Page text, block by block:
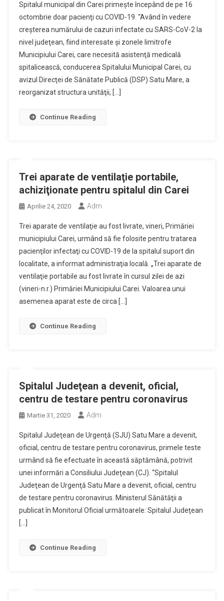
Spitalul municipal din Carei primeşte începând de pe 16
octombrie doar pacienţi cu COVID-19. “Având în vedere
creşterea numărului de cazuri infectate cu SARS-CoV-2 la
nivel judeţean, fiind interesate şi zonele limitrofe
Municipiului Carei, care necesită asistenţă medicală
spitalicească, conducerea Spitalului Municipal Carei, cu
avizul Direcţei de Sănătate Publică (DSP) Satu Mare, a
reorganizat structura unităţii, […]
Continue Reading
Trei aparate de ventilaţie portabile,
achiziţionate pentru spitalul din Carei
Aprilie 24, 2020 Adm
Trei aparate de ventilaţie au fost livrate, vineri, Primăriei
municipiului Carei, urmând să fie folosite pentru tratarea
pacienţilor infectaţi cu COVID-19 de la spitalul suport din
localitate, a informat administraţia locală. „Trei aparate de
ventilaţie portabile au fost livrate în cursul zilei de azi
(vineri-n.r.) Primăriei Municipiului Carei. Valoarea unui
asemenea aparat este de circa […]
Continue Reading
Spitalul Judeţean a devenit, oficial,
centru de testare pentru coronavirus
Martie 31, 2020 Adm
Spitalul Judeţean de Urgenţă (SJU) Satu Mare a devenit,
oficial, centru de testare pentru coronavirus, primele teste
urmând să fie efectuate în această săptămână, potrivit
unei informări a Consiliului Judeţean (CJ). “Spitalul
Judeţean de Urgenţă Satu Mare a devenit, oficial, centru
de testare pentru coronavirus. Ministerul Sănătăţii a
publicat în Monitorul Oficial următoarele: Spitalul Judeţean
[…]
Continue Reading